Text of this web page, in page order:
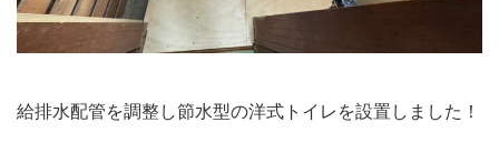
給排水配管を調整し節水型の洋式トイレを設置しました！